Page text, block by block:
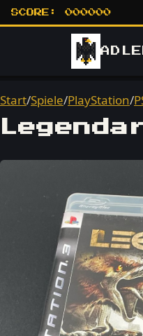
SCORE: 000000
Start/Spiele/PlayStation/